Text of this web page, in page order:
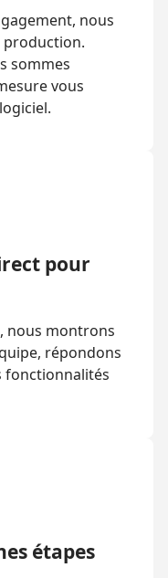
nous
production.
sommes
vous
pour
nous montrons
répondons
fonctionnalités
étapes